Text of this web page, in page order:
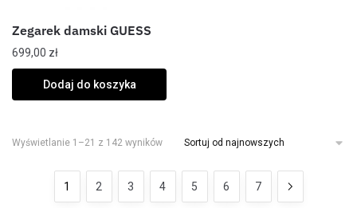
Zegarek damski GUESS
699,00 zł
Dodaj do koszyka
Wyświetlanie 1–21 z 142 wyników
1 2 3 4 5 6 7